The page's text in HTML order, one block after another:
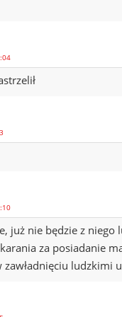
już nie będzie z
za posiadanie
zawładnięciu